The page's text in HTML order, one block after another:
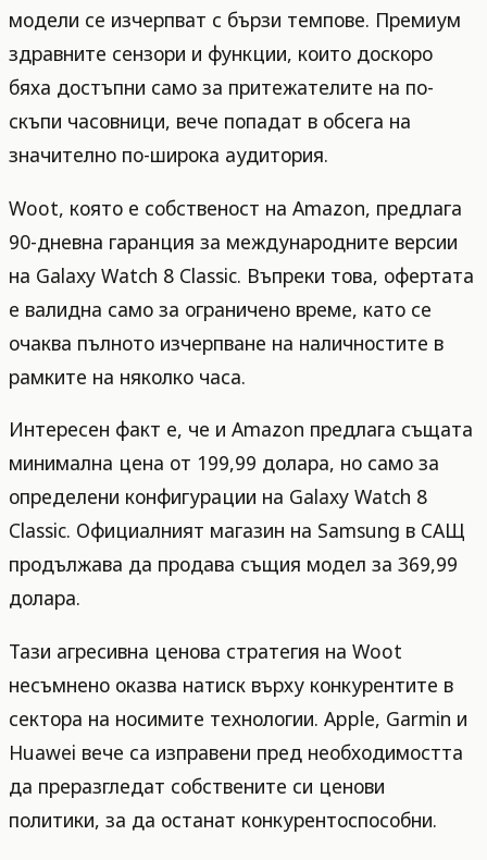
модели се изчерпват с бързи темпове. Премиум
здравните сензори и функции, които доскоро
бяха достъпни само за притежателите на по-
скъпи часовници, вече попадат в обсега на
значително по-широка аудитория.
Woot, която е собственост на Amazon, предлага
90-дневна гаранция за международните версии
на Galaxy Watch 8 Classic. Въпреки това, офертата
е валидна само за ограничено време, като се
очаква пълното изчерпване на наличностите в
рамките на няколко часа.
Интересен факт е, че и Amazon предлага същата
минимална цена от 199,99 долара, но само за
определени конфигурации на Galaxy Watch 8
Classic. Официалният магазин на Samsung в САЩ
продължава да продава същия модел за 369,99
долара.
Тази агресивна ценова стратегия на Woot
несъмнено оказва натиск върху конкурентите в
сектора на носимите технологии. Apple, Garmin и
Huawei вече са изправени пред необходимостта
да преразгледат собствените си ценови
политики, за да останат конкурентоспособни.